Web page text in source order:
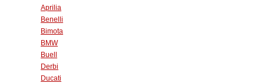
Aprilia
Benelli
Bimota
BMW
Buell
Derbi
Ducati